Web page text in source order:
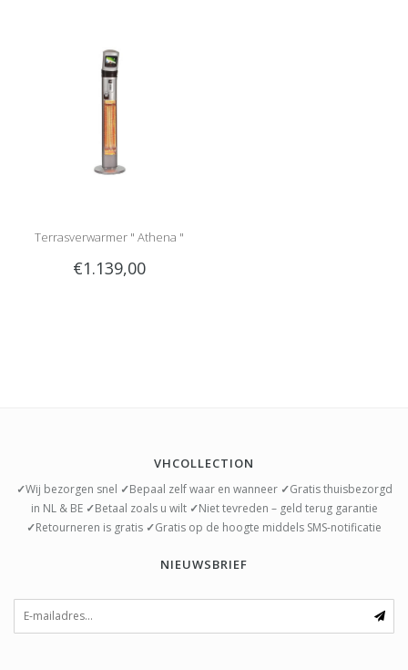
Terrasverwarmer " Athena "
€1.139,00
VHCOLLECTION
✓Wij bezorgen snel ✓Bepaal zelf waar en wanneer ✓Gratis thuisbezorgd
in NL & BE ✓Betaal zoals u wilt ✓Niet tevreden – geld terug garantie
✓Retourneren is gratis ✓Gratis op de hoogte middels SMS-notificatie
NIEUWSBRIEF